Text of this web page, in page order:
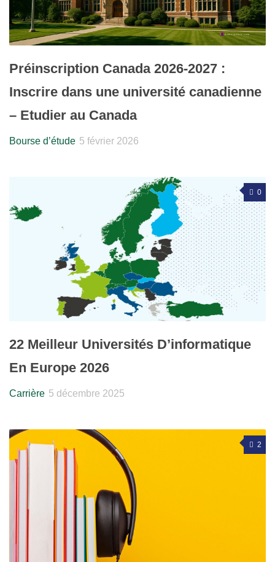
Préinscription Canada 2026-2027 :
Inscrire dans une université canadienne
– Etudier au Canada
Bourse d’étude 5 février 2026
0
22 Meilleur Universités D’informatique
En Europe 2026
Carrière 5 décembre 2025
2